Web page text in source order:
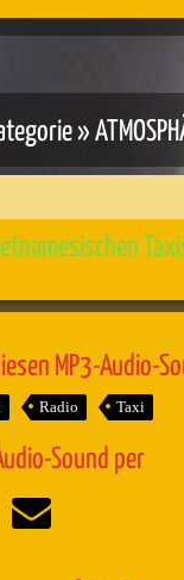
»
MP3-Audio-
Radio Taxi
Sound per